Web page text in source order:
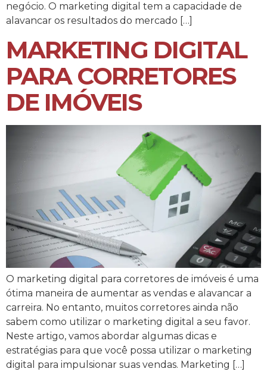
negócio. O marketing digital tem a capacidade de
alavancar os resultados do mercado […]
MARKETING DIGITAL
PARA CORRETORES
DE IMÓVEIS
O marketing digital para corretores de imóveis é uma
ótima maneira de aumentar as vendas e alavancar a
carreira. No entanto, muitos corretores ainda não
sabem como utilizar o marketing digital a seu favor.
Neste artigo, vamos abordar algumas dicas e
estratégias para que você possa utilizar o marketing
digital para impulsionar suas vendas. Marketing […]